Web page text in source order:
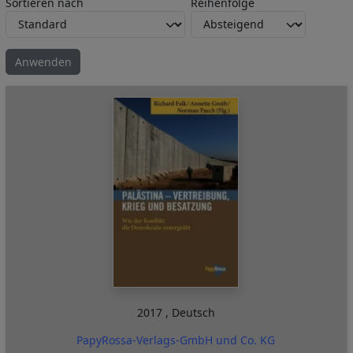
2017 , Deutsch
PapyRossa-Verlags-GmbH und Co. KG